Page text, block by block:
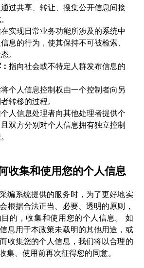
过共享、转让、搜集公开信息间接
实现日常业务功能所涉及的系统中
息的行为，使其保持不可被检索、
。
指向社会或不特定人群发布信息的
个人信息控制权由一个控制者向另
转移的过程。
人信息处理者向其他处理者提供个
双方分别对个人信息拥有独立控制
收集和使用您的个人信息
编系统提供的服务时，为了更好地实
根据合法正当、必要、透明的原则，
的，收集和使用您的个人信息。 如
息用于本政策未载明的其他用途，或
收集您的个人信息，我们将以合理的
集、使用前再次征得您的同意。